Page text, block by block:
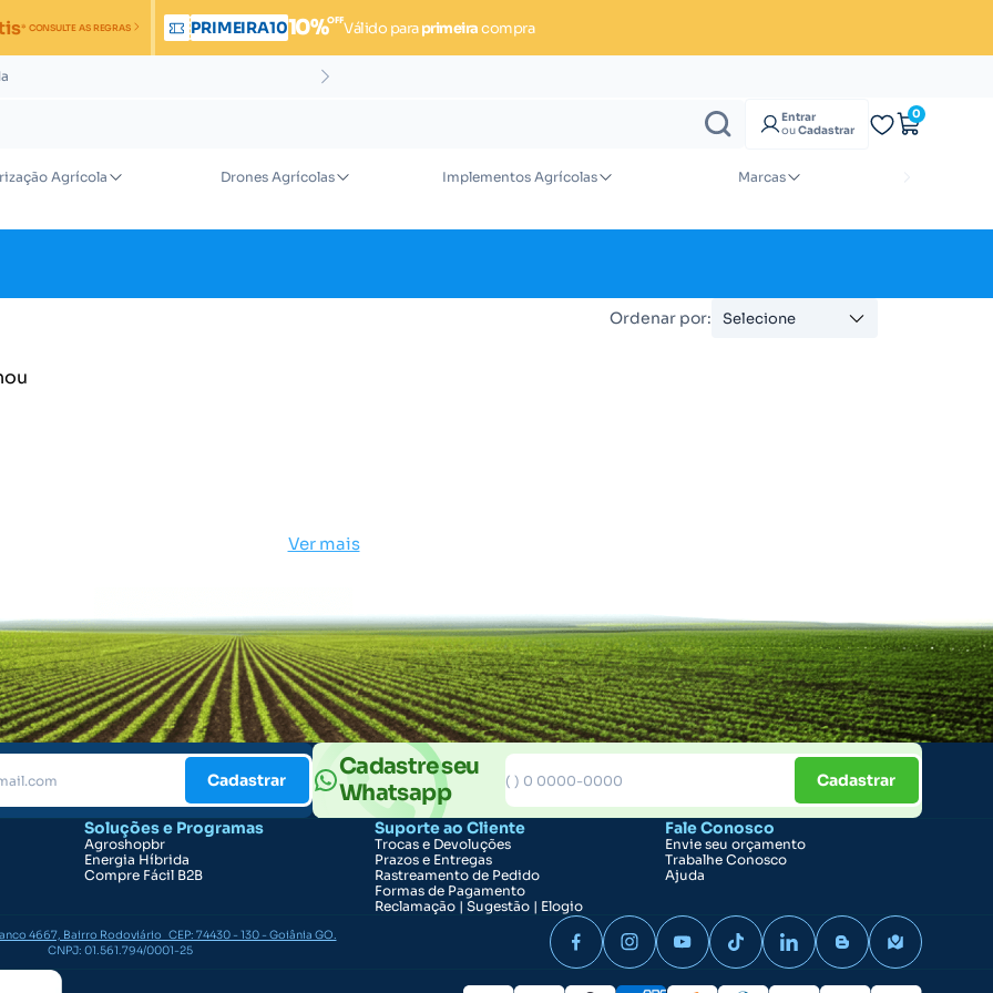
* CONSULTE AS REGRAS PRIMEIRA1010%OFFVálido paraprimeiracompra
Entrar
ouCadastrar
0
Agrícola Drones Agrícolas Implementos Agrícolas Marcas
Ordenar por: Selecione
Ver mais
Cadastrar
Cadastre seu
Whatsapp
Cadastrar
Soluções e Programas
Agroshopbr
Energia Híbrida
Compre Fácil B2B
Suporte ao Cliente
Trocas e Devoluções
Prazos e Entregas
Rastreamento de Pedido
Formas de Pagamento
Reclamação | Sugestão | Elogio
Fale Conosco
Envie seu orçamento
Trabalhe Conosco
Ajuda
4667, Bairro Rodoviário CEP: 74430 - 130 - Goiânia GO.
CNPJ: 01.561.794/0001-25